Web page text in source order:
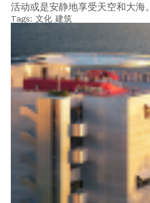
活动或是安静地享受天空和大海。
Tags: 文化 建筑